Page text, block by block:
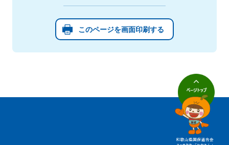
このページを画面印刷する